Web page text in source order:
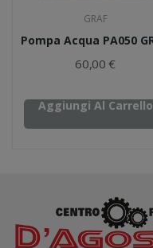
GRAF
60,00 €
Aggiungi Al Carrello